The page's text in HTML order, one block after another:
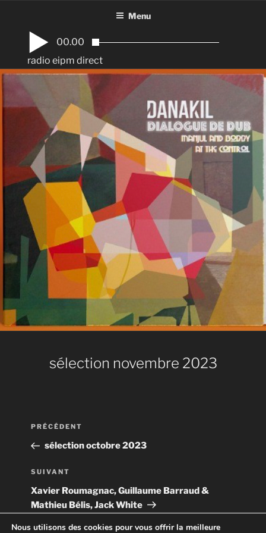
contenu
principal
Menu
00.00
radio eipm direct
sélection novembre 2023
Navigation
l’article
Article
précédent
PRÉCÉDENT
sélection octobre 2023
Article
suivant
SUIVANT
Xavier Roumagnac, Guillaume Barraud &
Mathieu Bélis, Jack White
Nous utilisons des cookies pour vous offrir la meilleure